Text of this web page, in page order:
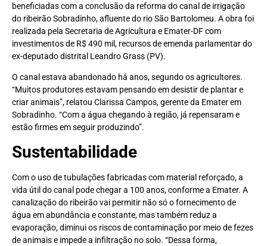
beneficiadas com a conclusão da reforma do canal de irrigação
do ribeirão Sobradinho, afluente do rio São Bartolomeu. A obra foi
realizada pela Secretaria de Agricultura e Emater-DF com
investimentos de R$ 490 mil, recursos de emenda parlamentar do
ex-deputado distrital Leandro Grass (PV).
O canal estava abandonado há anos, segundo os agricultores.
“Muitos produtores estavam pensando em desistir de plantar e
criar animais”, relatou Clarissa Campos, gerente da Emater em
Sobradinho. “Com a água chegando à região, já repensaram e
estão firmes em seguir produzindo”.
Sustentabilidade
Com o uso de tubulações fabricadas com material reforçado, a
vida útil do canal pode chegar a 100 anos, conforme a Emater. A
canalização do ribeirão vai permitir não só o fornecimento de
água em abundância e constante, mas também reduz a
evaporação, diminui os riscos de contaminação por meio de fezes
de animais e impede a infiltração no solo. “Dessa forma,